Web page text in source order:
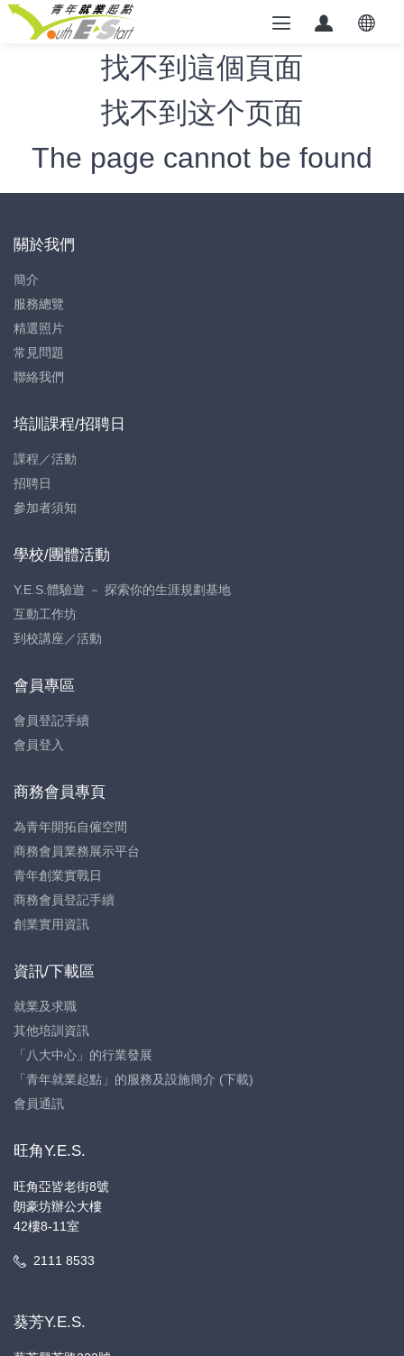
找不到這個頁面
找不到这个页面
The page cannot be found
關於我們
簡介
服務總覽
精選照片
常見問題
聯絡我們
培訓課程/招聘日
課程／活動
招聘日
參加者須知
學校/團體活動
Y.E.S.體驗遊 － 探索你的生涯規劃基地
互動工作坊
到校講座／活動
會員專區
會員登記手續
會員登入
商務會員專頁
為青年開拓自僱空間
商務會員業務展示平台
青年創業實戰日
商務會員登記手續
創業實用資訊
資訊/下載區
就業及求職
其他培訓資訊
「八大中心」的行業發展
「青年就業起點」的服務及設施簡介 (下載)
會員通訊
旺角Y.E.S.
旺角亞皆老街8號
朗豪坊辦公大樓
42樓8-11室
2111 8533
葵芳Y.E.S.